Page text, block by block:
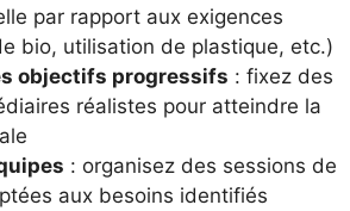
par rapport aux exigences
bio, utilisation de plastique, etc.)
objectifs progressifs : fixez des
réalistes pour atteindre la
: organisez des sessions de
aux besoins identifiés